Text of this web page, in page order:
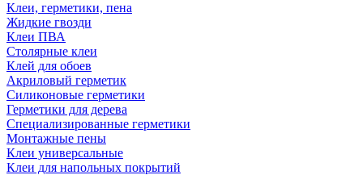
Клеи, герметики, пена
Жидкие гвозди
Клеи ПВА
Столярные клеи
Клей для обоев
Акриловый герметик
Силиконовые герметики
Герметики для дерева
Специализированные герметики
Монтажные пены
Клеи универсальные
Клеи для напольных покрытий